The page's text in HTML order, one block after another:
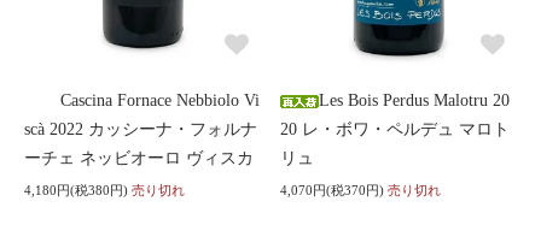
Cascina Fornace Nebbiolo Vi
scà 2022 カッシーナ・フォルナ
ーチェ ネッビオーロ ヴィスカ
4,180円(税380円) 売り切れ
Les Bois Perdus Malotru 20
20 レ・ボワ・ペルデュ マロト
リュ
4,070円(税370円) 売り切れ